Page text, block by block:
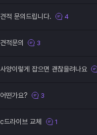
견적 문의드립니다. 4
견적문의 3
사양이렇게 잡으면 괜찮을려나요
어떤가요? 3
c드라이브 교체 1